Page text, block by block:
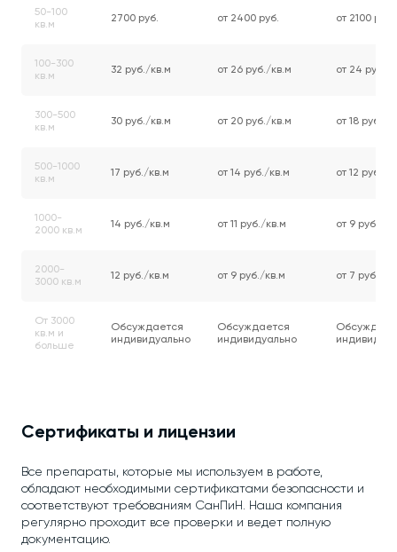
50-100
кв.м
2700 руб. от 2400 руб. от 2100 руб.
100-300
кв.м
32 руб./кв.м от 26 руб./кв.м от 24 руб./
300-500
кв.м
30 руб./кв.м от 20 руб./кв.м от 18 руб./
500-1000
кв.м
17 руб./кв.м от 14 руб./кв.м от 12 руб./
1000-
2000 кв.м
14 руб./кв.м от 11 руб./кв.м от 9 руб./
2000-
3000 кв.м
12 руб./кв.м от 9 руб./кв.м от 7 руб./
От 3000
кв.м и
больше
Обсуждается
индивидуально
Обсуждается
индивидуально
Сертификаты и лицензии
Все препараты, которые мы используем в работе,
обладают необходимыми сертификатами безопасности и
соответствуют требованиям СанПиН. Наша компания
регулярно проходит все проверки и ведет полную
документацию.